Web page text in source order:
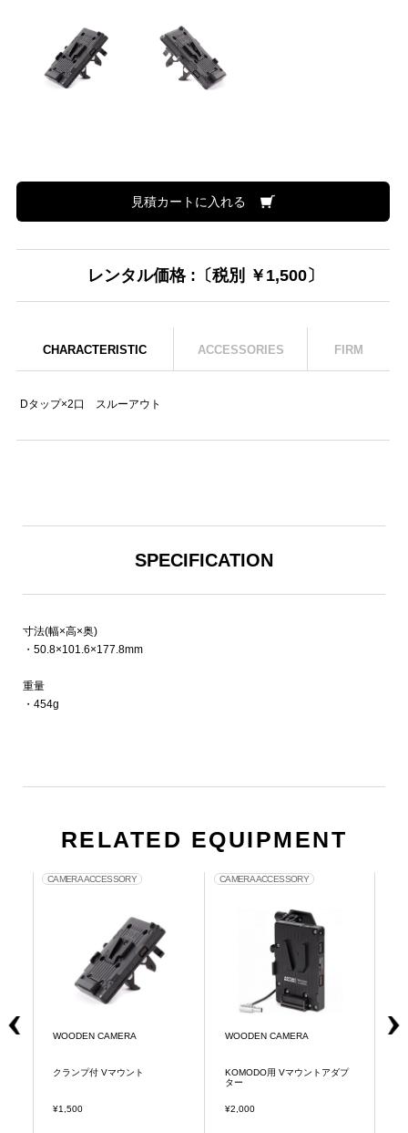
見積カートに入れる
レンタル価格 :〔税別 ￥1,500〕
CHARACTERISTIC ACCESSORIES FIRM
Dタップ×2口 スルーアウト
SPECIFICATION
寸法(幅×高×奥)
・50.8×101.6×177.8mm
重量
・454g
RELATED EQUIPMENT
CAMERA ACCESSORY
WOODEN CAMERA
クランプ付 Vマウント
¥1,500
CAMERA ACCESSORY
WOODEN CAMERA
KOMODO用 Vマウントアダプ
ター
¥2,000